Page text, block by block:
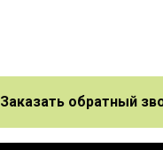
Заказать обратный